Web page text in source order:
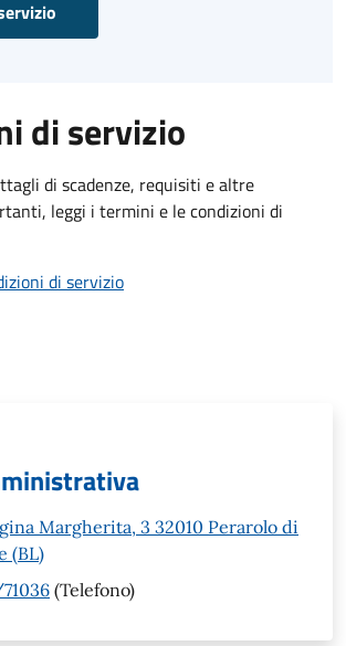
di servizio
di scadenze, requisiti e altre
leggi i termini e le condizioni di
di servizio
Margherita, 3 32010 Perarolo di
(BL)
(Telefono)